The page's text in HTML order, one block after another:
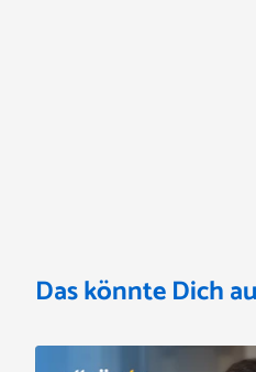
Das könnte Dich